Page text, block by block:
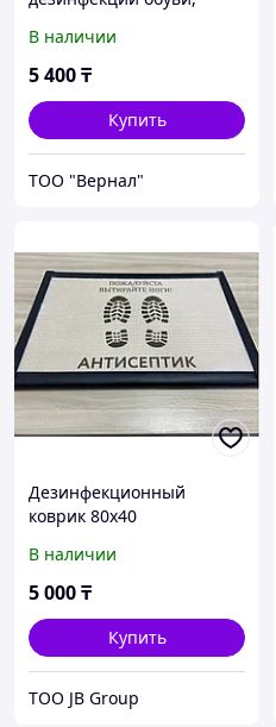
В наличии
5 400₸
Купить
ТОО "Вернал"
Дезинфекционный
коврик 80х40
В наличии
5 000₸
Купить
ТОО JB Group